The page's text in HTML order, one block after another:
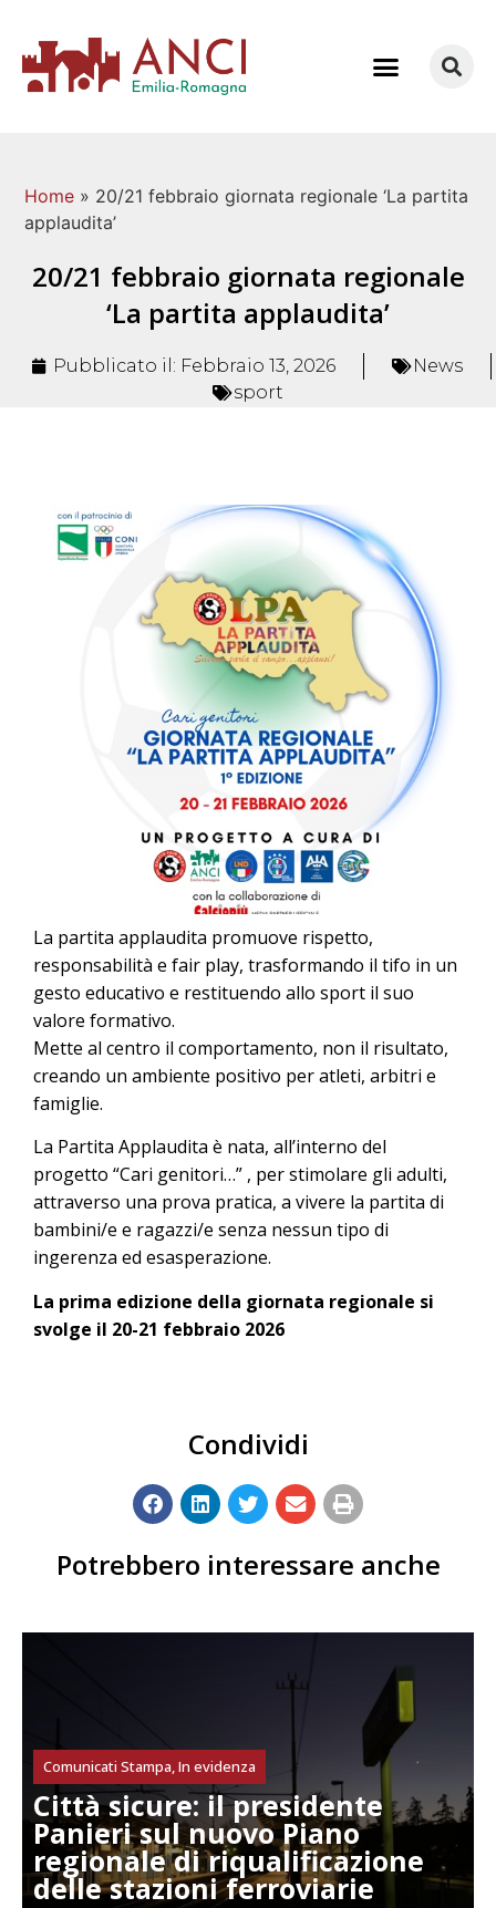
Home » 20/21 febbraio giornata regionale ‘La partita
applaudita’
20/21 febbraio giornata regionale
‘La partita applaudita’
Pubblicato il: Febbraio 13, 2026
News
sport
La partita applaudita promuove rispetto,
responsabilità e fair play, trasformando il tifo in un
gesto educativo e restituendo allo sport il suo
valore formativo.
Mette al centro il comportamento, non il risultato,
creando un ambiente positivo per atleti, arbitri e
famiglie.
La Partita Applaudita è nata, all’interno del
progetto “Cari genitori…” , per stimolare gli adulti,
attraverso una prova pratica, a vivere la partita di
bambini/e e ragazzi/e senza nessun tipo di
ingerenza ed esasperazione.
La prima edizione della giornata regionale si
svolge il 20-21 febbraio 2026
Condividi
Potrebbero interessare anche
Comunicati Stampa,In evidenza
Città sicure: il presidente
Panieri sul nuovo Piano
regionale di riqualificazione
delle stazioni ferroviarie